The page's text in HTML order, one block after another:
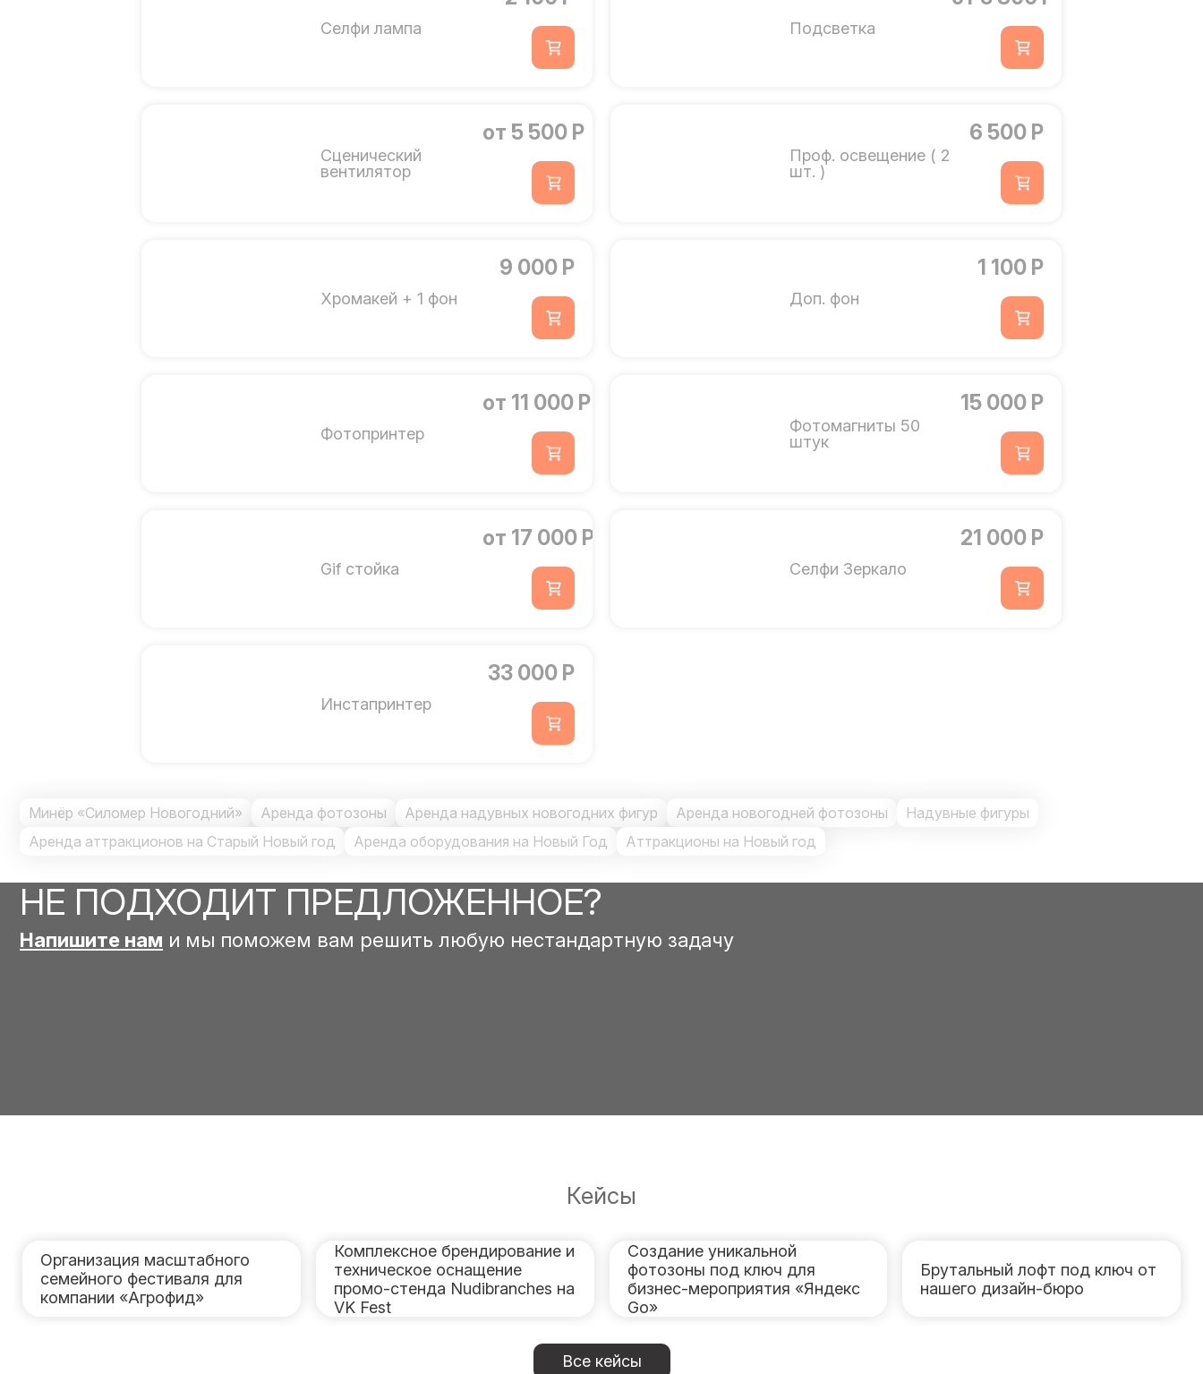
Селфи лампа Подсветка
Сценический
вентилятор
от 5 500 Р
Проф. освещение ( 2
шт. )
6 500 Р
Хромакей + 1 фон
9 000 Р
Доп. фон
1 100 Р
Фотопринтер
от 11 000 Р
Фотомагниты 50
штук
15 000 Р
Gif стойка
от 17 000 Р
Селфи Зеркало
21 000 Р
Инстапринтер
33 000 Р
Минёр «Силомер Новогодний» Аренда фотозоны Аренда надувных новогодних фигур Аренда новогодней фотозоны
Надувные фигуры
Аренда аттракционов на Старый Новый год
Аренда оборудования на Новый Год Аттракционы на Новый год
НЕ ПОДХОДИТ ПРЕДЛОЖЕННОЕ?
Напишите нам и мы поможем вам решить любую нестандартную задачу
Кейсы
Организация масштабного
семейного фестиваля для
компании «Агрофид»
Комплексное брендирование и
техническое оснащение
промо-стенда Nudibranches на
VK Fest
Создание уникальной
фотозоны под ключ для
бизнес-мероприятия «Яндекс
Go»
Брутальный лофт под ключ от
нашего дизайн-бюро
Все кейсы